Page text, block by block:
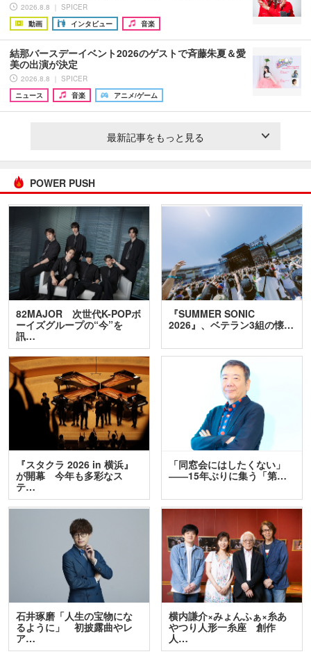
2026.8.8 ｜ SPICER
動画
インタビュー 音楽
結那バースデーイベント2026のゲストで斉藤朱夏＆愛
美の出演が決定
2026.8.8 ｜ SPICER
ニュース
音楽 アニメ/ゲーム
最新記事をもっと見る
POWER PUSH
82MAJOR 次世代K-POPボ
ーイズグループの“今”を
訊…
『SUMMER SONIC
2026』、ベテラン3組の懐…
『スタクラ 2026 in 横浜』
が開幕 今年も多彩なス
テ…
「同窓会にはしたくない」
――15年ぶりに集う「第…
石井琢磨「人生の宝物にな
るように」 初披露曲やレ
ア…
横内謙介×みょんふぁ×糸あ
やつり人形一糸座 創作
人…